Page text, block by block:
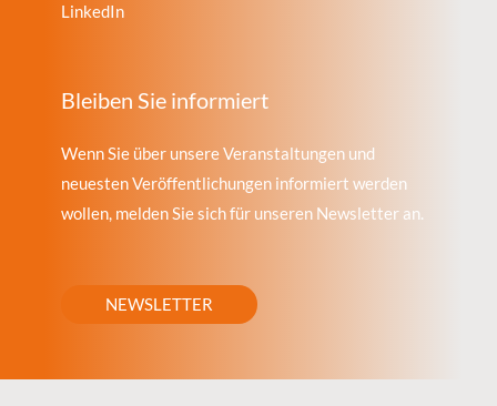
LinkedIn
Bleiben Sie informiert
Wenn Sie über unsere Veranstaltungen und
neuesten Veröffentlichungen informiert werden
wollen, melden Sie sich für unseren Newsletter an.
NEWSLETTER